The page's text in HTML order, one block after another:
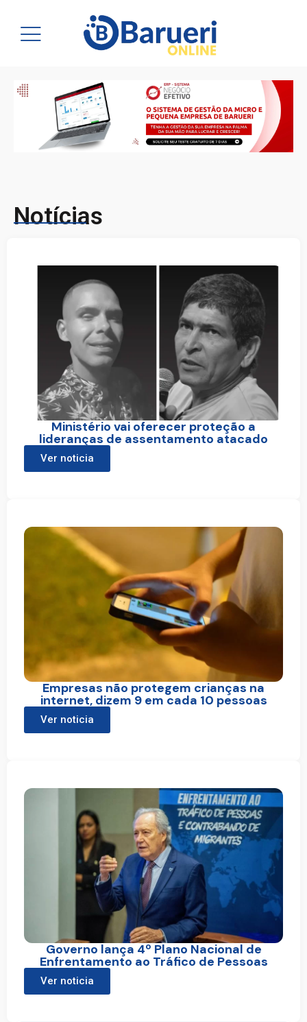
Notícias
Ministério vai oferecer proteção a
lideranças de assentamento atacado
Ver noticia
Empresas não protegem crianças na
internet, dizem 9 em cada 10 pessoas
Ver noticia
Governo lança 4º Plano Nacional de
Enfrentamento ao Tráfico de Pessoas
Ver noticia